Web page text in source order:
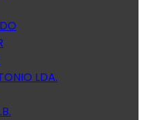
LDA.